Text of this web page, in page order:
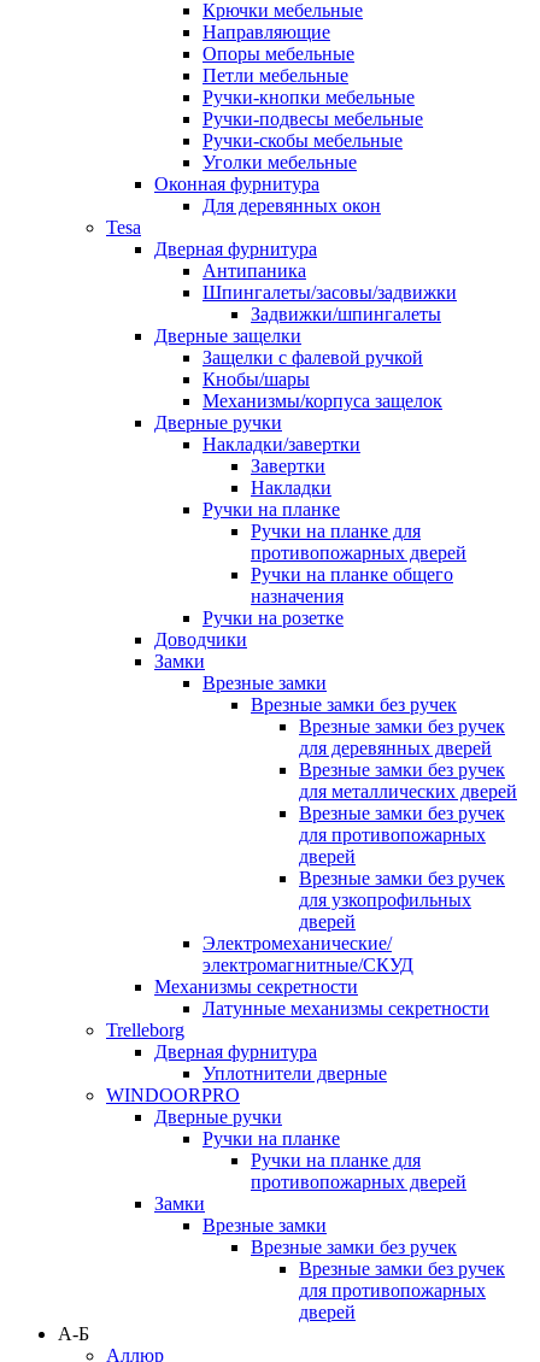
Крючки мебельные
Направляющие
Опоры мебельные
Петли мебельные
Ручки-кнопки мебельные
Ручки-подвесы мебельные
Ручки-скобы мебельные
Уголки мебельные
Оконная фурнитура
Для деревянных окон
Tesa
Дверная фурнитура
Антипаника
Шпингалеты/засовы/задвижки
Задвижки/шпингалеты
Дверные защелки
Защелки с фалевой ручкой
Кнобы/шары
Механизмы/корпуса защелок
Дверные ручки
Накладки/завертки
Завертки
Накладки
Ручки на планке
Ручки на планке для
противопожарных дверей
Ручки на планке общего
назначения
Ручки на розетке
Доводчики
Замки
Врезные замки
Врезные замки без ручек
Врезные замки без ручек
для деревянных дверей
Врезные замки без ручек
для металлических дверей
Врезные замки без ручек
для противопожарных
дверей
Врезные замки без ручек
для узкопрофильных
дверей
Электромеханические/
электромагнитные/СКУД
Механизмы секретности
Латунные механизмы секретности
Trelleborg
Дверная фурнитура
Уплотнители дверные
WINDOORPRO
Дверные ручки
Ручки на планке
Ручки на планке для
противопожарных дверей
Замки
Врезные замки
Врезные замки без ручек
Врезные замки без ручек
для противопожарных
дверей
А-Б
Аллюр